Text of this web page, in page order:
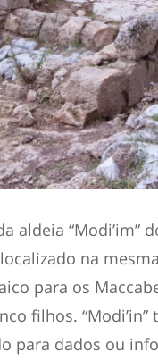
aldeia
na
para os
filhos.
para dados ou